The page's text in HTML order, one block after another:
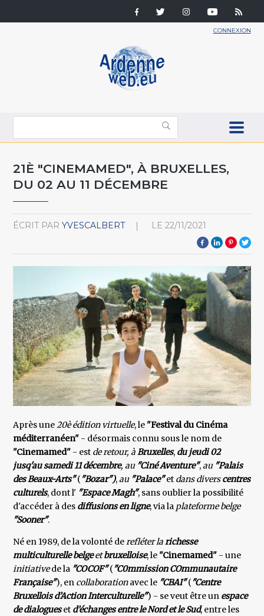
CONNEXION
21È "CINEMAMED", À BRUXELLES,
DU 02 AU 11 DÉCEMBRE
ÉCRIT PAR YVESCALBERT LE 22/11/2021
Après une20è édition virtuelle, le "Festival du Cinéma
méditerranéen" - désormais connu sous le nom de
"Cinemamed" - est de retour, àBruxelles, du jeudi 02
jusq'au samedi 11 décembre, au"Ciné Aventure",au "Palais
des Beaux-Arts"( "Bozar"),au "Palace"et dansdiverscentres
culturels, dont l' "Espace Magh", sans oublier la possibilité
d'accéder à des diffusions en ligne, via la plateforme belge
"Sooner".
Né en 1989, de la volonté derefléter larichesse
multiculturelle belgeetbruxelloise, le "Cinemamed" - une
initiativede la "COCOF"( "C0mmission COmmunautaire
Française"), en collaborationavec le "CBAI"( "Centre
Bruxellois d’Action Interculturelle") - se veut être un espace
de dialogueset d’échanges entre le Nord et le Sud, entre les